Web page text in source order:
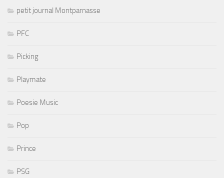
petit journal Montparnasse
PFC
Picking
Playmate
Poesie Music
Pop
Prince
PSG